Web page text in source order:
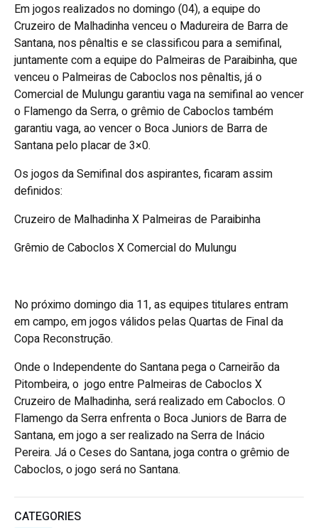
Em jogos realizados no domingo (04), a equipe do
Cruzeiro de Malhadinha venceu o Madureira de Barra de
Santana, nos pênaltis e se classificou para a semifinal,
juntamente com a equipe do Palmeiras de Paraibinha, que
venceu o Palmeiras de Caboclos nos pênaltis, já o
Comercial de Mulungu garantiu vaga na semifinal ao vencer
o Flamengo da Serra, o grêmio de Caboclos também
garantiu vaga, ao vencer o Boca Juniors de Barra de
Santana pelo placar de 3×0.
Os jogos da Semifinal dos aspirantes, ficaram assim
definidos:
Cruzeiro de Malhadinha X Palmeiras de Paraibinha
Grêmio de Caboclos X Comercial do Mulungu
No próximo domingo dia 11, as equipes titulares entram
em campo, em jogos válidos pelas Quartas de Final da
Copa Reconstrução.
Onde o Independente do Santana pega o Carneirão da
Pitombeira, o jogo entre Palmeiras de Caboclos X
Cruzeiro de Malhadinha, será realizado em Caboclos. O
Flamengo da Serra enfrenta o Boca Juniors de Barra de
Santana, em jogo a ser realizado na Serra de Inácio
Pereira. Já o Ceses do Santana, joga contra o grêmio de
Caboclos, o jogo será no Santana.
CATEGORIES